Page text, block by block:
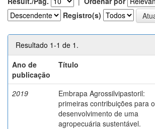
Registro(s)
Resultado 1-1 de 1.
Ano de
publicação
Título
2019
Embrapa Agrossilvipastoril:
primeiras contribuições para o
desenvolvimento de uma
agropecuária sustentável.